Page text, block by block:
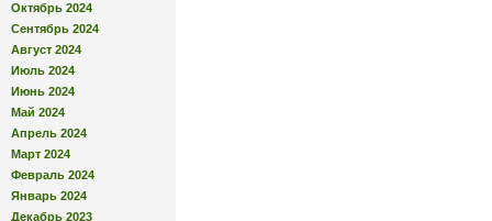
Октябрь 2024
Сентябрь 2024
Август 2024
Июль 2024
Июнь 2024
Май 2024
Апрель 2024
Март 2024
Февраль 2024
Январь 2024
Декабрь 2023